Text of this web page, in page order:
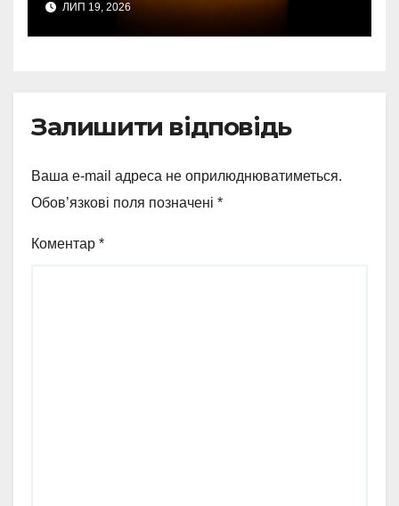
однієї людини
ЛИП 19, 2026
Залишити відповідь
Ваша e-mail адреса не оприлюднюватиметься.
Обов’язкові поля позначені *
Коментар *